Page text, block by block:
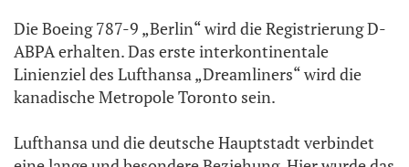
Die Boeing 787-9 „Berlin“ wird die Registrierung D-
ABPA erhalten. Das erste interkontinentale
Linienziel des Lufthansa „Dreamliners“ wird die
kanadische Metropole Toronto sein.
Lufthansa und die deutsche Hauptstadt verbindet